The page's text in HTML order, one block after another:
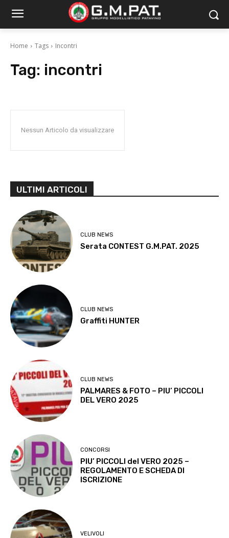
Home Tags Incontri
Tag: incontri
Nessun Articolo da visualizzare
ULTIMI ARTICOLI
CLUB NEWS
Serata CONTEST G.M.PAT. 2025
CLUB NEWS
Graffiti HUNTER
CLUB NEWS
PALMARES & FOTO – PIU’ PICCOLI
DEL VERO 2025
CONCORSI
PIU’ PICCOLI del VERO 2025 –
REGOLAMENTO E SCHEDA DI
ISCRIZIONE
VELIVOLI